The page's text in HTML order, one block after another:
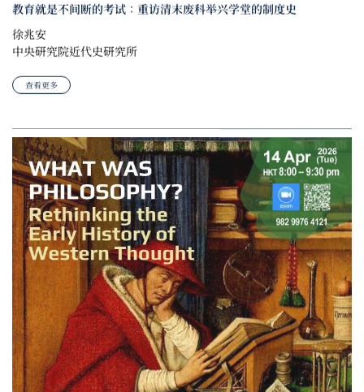
教育就是不间断的考试：重访清末废科举兴学堂的制度史
徐兆安
中央研究院近代史研究所
查看更多